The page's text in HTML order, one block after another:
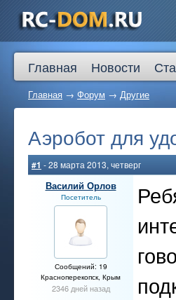
Главная Новости
Главная → Форум → Другие
Аэробот для
#1 - 28 марта 2013, четверг
Василий Орлов
Посетитель
Сообщений: 19
Красноперекопск, Крым
2346 дней назад